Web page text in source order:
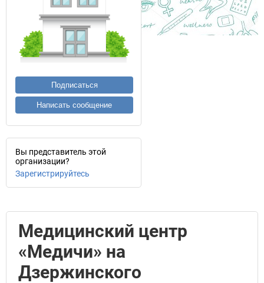
Подписаться
Написать сообщение
Вы представитель этой
организации?
Зарегистрируйтесь
Медицинский центр
«Медичи» на
Дзержинского